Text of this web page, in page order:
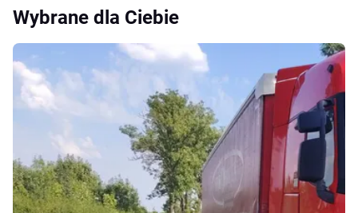
Wybrane dla Ciebie